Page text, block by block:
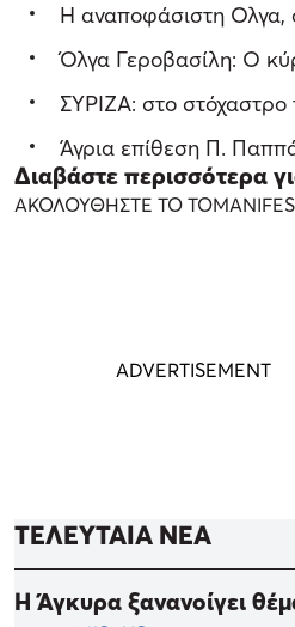
H αναποφάσιστη Ολγα,
Όλγα Γεροβασίλη: Ο
ΣΥΡΙΖΑ: στο
Άγρια επίθεση Π.
Διαβάστε περισσότερα
ΑΚΟΛΟΥΘΗΣΤΕ ΤΟ
ΤΕΛΕΥΤΑΙΑ ΝΕΑ
Η Άγκυρα ξανανοίγει